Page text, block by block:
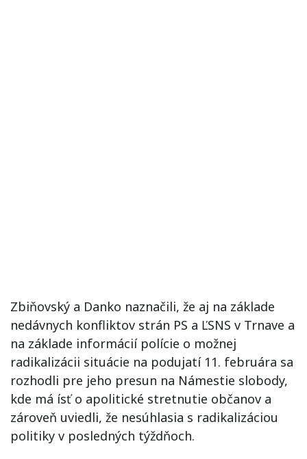
Zbiňovský a Danko naznačili, že aj na základe
nedávnych konfliktov strán PS a ĽSNS v Trnave a
na základe informácií polície o možnej
radikalizácii situácie na podujatí 11. februára sa
rozhodli pre jeho presun na Námestie slobody,
kde má ísť o apolitické stretnutie občanov a
zároveň uviedli, že nesúhlasia s radikalizáciou
politiky v posledných týždňoch.